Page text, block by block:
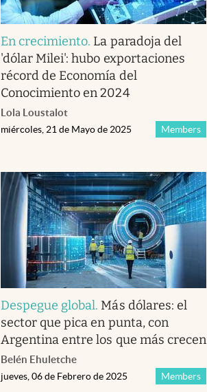
En crecimiento. La paradoja del
'dólar Milei': hubo exportaciones
récord de Economía del
Conocimiento en 2024
Lola Loustalot
Members
miércoles, 21 de Mayo de 2025
Despegue global. Más dólares: el
sector que pica en punta, con
Argentina entre los que más crecen
Belén Ehuletche
Members
jueves, 06 de Febrero de 2025